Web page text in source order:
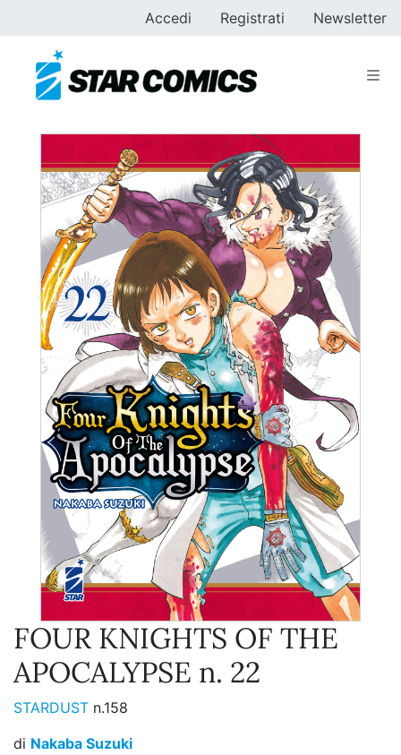
Accedi Registrati Newsletter
FOUR KNIGHTS OF THE
APOCALYPSE n. 22
STARDUST n.158
di Nakaba Suzuki